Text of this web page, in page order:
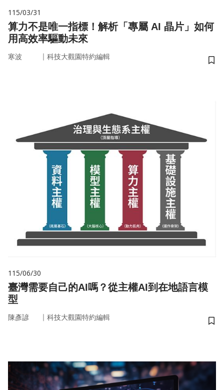
115/03/31
算力不是唯一指標！解析「專屬 AI 晶片」如何
用高效率驅動未來
寒波 ｜ 科技大觀園特約編輯
儲
115/06/30
臺灣需要自己的AI嗎？從主權AI到在地語言模
型
陳彥諺 ｜ 科技大觀園特約編輯
儲